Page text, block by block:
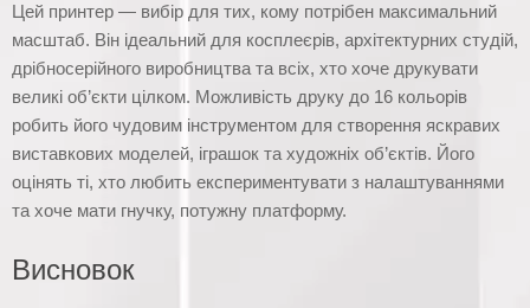
Цей принтер — вибір для тих, кому потрібен максимальний
масштаб. Він ідеальний для косплеєрів, архітектурних студій,
дрібносерійного виробництва та всіх, хто хоче друкувати
великі об’єкти цілком. Можливість друку до 16 кольорів
робить його чудовим інструментом для створення яскравих
виставкових моделей, іграшок та художніх об’єктів. Його
оцінять ті, хто любить експериментувати з налаштуваннями
та хоче мати гнучку, потужну платформу.
Висновок